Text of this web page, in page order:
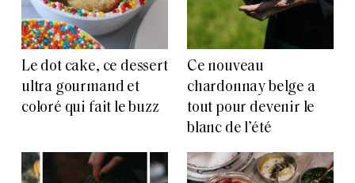
Le dot cake, ce dessert
ultra gourmand et
coloré qui fait le buzz
Ce nouveau
chardonnay belge a
tout pour devenir le
blanc de l’été